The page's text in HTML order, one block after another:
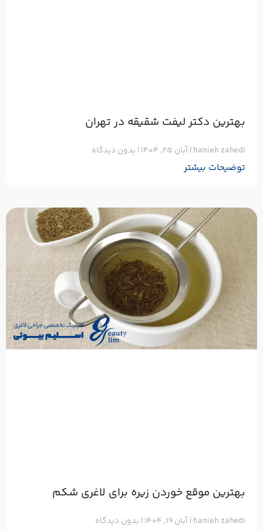
بهترین دکتر لیفت شقیقه در تهران
hanieh zahedi آبان ۲۵, ۱۴۰۴ بدون دیدگاه
توضیحات بیشتر
بهترین موقع خوردن زیره برای لاغری شکم
hanieh zahedi آبان ۱۹, ۱۴۰۴ بدون دیدگاه